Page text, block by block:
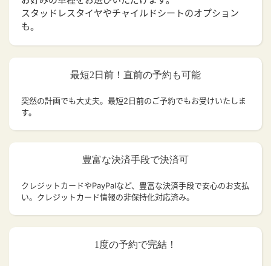
スタッドレスタイヤやチャイルドシートのオプション
も。
最短2日前！直前の予約も可能
突然の計画でも大丈夫。 最短2日前のご予約でもお受けいたしま
す。
豊富な決済手段で決済可
クレジットカードやPayPalなど、豊富な決済手段で安心のお支払
い。クレジットカード情報の非保持化対応済み。
1度の予約で完結！